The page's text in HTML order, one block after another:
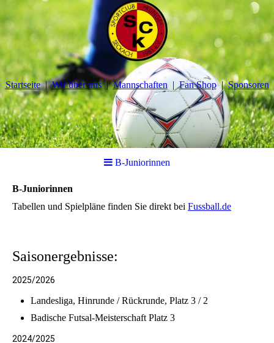
Startseite Wir über uns Mannschaften Fan Shop Sponsoren
B-Juniorinnen
B-Juniorinnen
Tabellen und Spielpläne finden Sie direkt bei Fussball.de
Saisonergebnisse:
2025/2026
Landesliga, Hinrunde / Rückrunde, Platz 3 / 2
Badische Futsal-Meisterschaft Platz 3
2024/2025